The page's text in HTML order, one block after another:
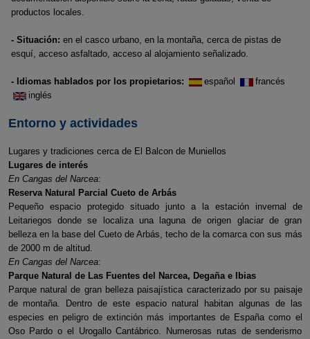
productos locales.
- Situación: en el casco urbano, en la montaña, cerca de pistas de
esquí, acceso asfaltado, acceso al alojamiento señalizado.
- Idiomas hablados por los propietarios: español
francés
inglés
Entorno y actividades
Lugares y tradiciones cerca de El Balcon de Muniellos
Lugares de interés
En Cangas del Narcea:
Reserva Natural Parcial Cueto de Arbás
Pequeño espacio protegido situado junto a la estación invernal de
Leitariegos donde se localiza una laguna de origen glaciar de gran
belleza en la base del Cueto de Arbás, techo de la comarca con sus más
de 2000 m de altitud.
En Cangas del Narcea:
Parque Natural de Las Fuentes del Narcea, Degaña e Ibias
Parque natural de gran belleza paisajística caracterizado por su paisaje
de montaña. Dentro de este espacio natural habitan algunas de las
especies en peligro de extinción más importantes de España como el
Oso Pardo o el Urogallo Cantábrico. Numerosas rutas de senderismo